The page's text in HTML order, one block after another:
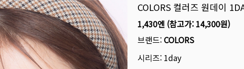
COLORS 컬러즈 원데이
1,430엔 (참고가: 14,300원)
브랜드:COLORS
시리즈: 1day